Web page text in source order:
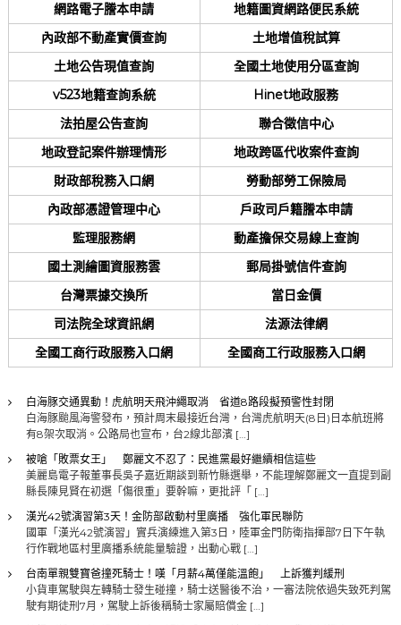
網路電子謄本申請
地籍圖資網路便民系統
內政部不動產實價查詢
土地增值稅試算
土地公告現值查詢
全國土地使用分區查詢
v523地籍查詢系統
Hinet地政服務
法拍屋公告查詢
聯合徵信中心
地政登記案件辦理情形
地政跨區代收案件查詢
財政部稅務入口網
勞動部勞工保險局
內政部憑證管理中心
戶政司戶籍謄本申請
監理服務網
動產擔保交易線上查詢
國土測繪圖資服務雲
郵局掛號信件查詢
台灣票據交換所
當日金價
司法院全球資訊網
法源法律網
全國工商行政服務入口網
全國商工行政服務入口網
白海豚交通異動！虎航明天飛沖繩取消 省道8路段擬預警性封閉
白海豚颱風海警發布，預計周末最接近台灣，台灣虎航明天(8日)日本航班將
有8架次取消。公路局也宣布，台2線北部濱 […]
被嗆「敗票女王」 鄭麗文不忍了：民進黨最好繼續相信這些
美麗島電子報董事長吳子嘉近期談到新竹縣選舉，不能理解鄭麗文一直提到副
縣長陳見賢在初選「傷很重」要幹嘛，更批評「 […]
漢光42號演習第3天！金防部啟動村里廣播 強化軍民聯防
國軍「漢光42號演習」實兵演練進入第3日，陸軍金門防衛指揮部7日下午執
行作戰地區村里廣播系統能量驗證，出動心戰 […]
台南單親雙寶爸撞死騎士！嘆「月薪4萬僅能溫飽」 上訴獲判緩刑
小貨車駕駛與左轉騎士發生碰撞，騎士送醫後不治，一審法院依過失致死判駕
駛有期徒刑7月，駕駛上訴後稱騎士家屬賠償金 […]